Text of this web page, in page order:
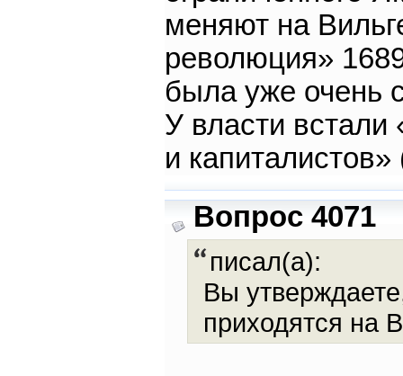
меняют на
революция»
была уже очень
У власти
и
Вопрос 4071
писал(а):
Вы
приходятся на